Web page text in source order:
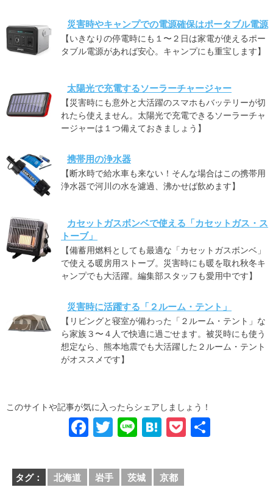
災害時やキャンプでの電源確保はポータブル電源
【いきなりの停電時にも１〜２日は家電が使えるポー
タブル電源があれば安心。キャンプにも重宝します】
太陽光で充電するソーラーチャージャー
【災害時にも意外と大活躍のスマホもバッテリーが切
れたら使えません。太陽光で充電できるソーラーチャ
ージャーは１つ備えておきましょう】
携帯用の浄水器
【断水時で給水車も来ない！そんな場合はこの携帯用
浄水器で河川の水を濾過、沸かせば飲めます】
カセットガスボンベで使える「カセットガス・ス
トーブ」
【備蓄用燃料としても最適な「カセットガスボンベ」
で使える暖房用ストーブ。災害時にも暖を取れ秋冬キ
ャンプでも大活躍。編集部スタッフも愛用中です】
災害時に活躍する「２ルーム・テント」
【リビングと寝室が備わった「２ルーム・テント」な
ら家族３〜４人で快適に過ごせます。被災時にも使う
想定なら、熊本地震でも大活躍した２ルーム・テント
がオススメです】
このサイトや記事が気に入ったらシェアしましょう！
F
c
e
T
tt
er
Li
e
H
e
n
P
タグ： 北海道 岩手 茨城 京都